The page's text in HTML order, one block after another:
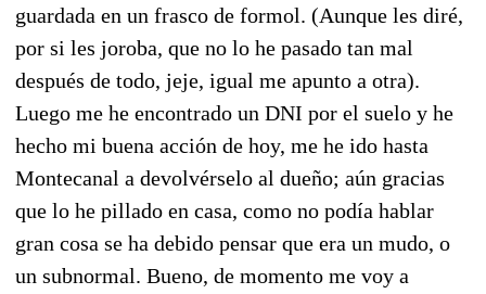
guardada en un frasco de formol. (Aunque les diré,
por si les joroba, que no lo he pasado tan mal
después de todo, jeje, igual me apunto a otra).
Luego me he encontrado un DNI por el suelo y he
hecho mi buena acción de hoy, me he ido hasta
Montecanal a devolvérselo al dueño; aún gracias
que lo he pillado en casa, como no podía hablar
gran cosa se ha debido pensar que era un mudo, o
un subnormal. Bueno, de momento me voy a